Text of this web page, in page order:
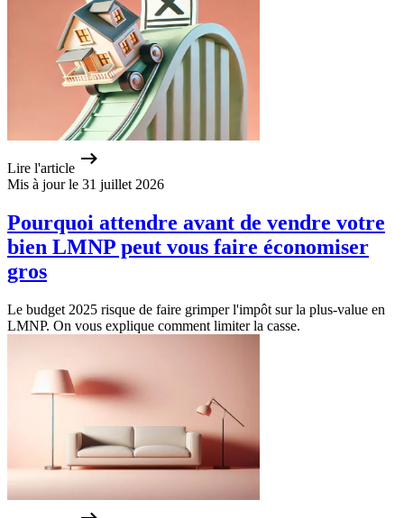
Lire l'article
Mis à jour le 31 juillet 2026
Pourquoi attendre avant de vendre votre
bien LMNP peut vous faire économiser
gros
Le budget 2025 risque de faire grimper l'impôt sur la plus-value en
LMNP. On vous explique comment limiter la casse.